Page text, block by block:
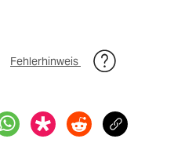
Fehlerhinweis